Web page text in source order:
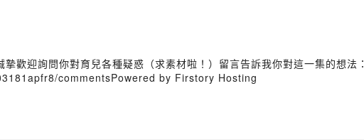
歡迎詢問你對育兒各種疑惑（求素材啦！）留言告訴我你對這一集的想法：
commentsPowered by Firstory Hosting